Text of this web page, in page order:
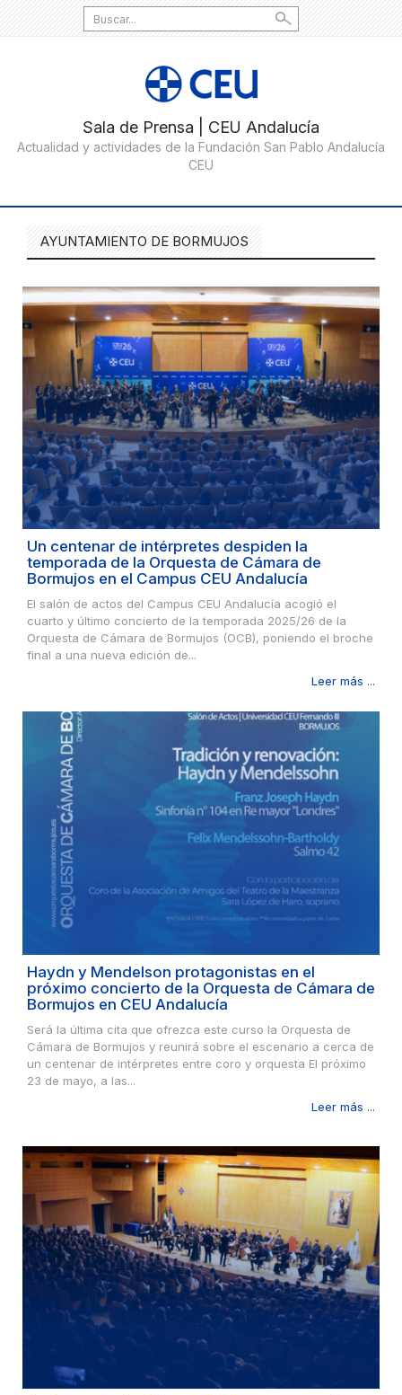
Search
for:
AYUNTAMIENTO DE BORMUJOS
Un centenar de intérpretes despiden la
temporada de la Orquesta de Cámara de
Bormujos en el Campus CEU Andalucía
El salón de actos del Campus CEU Andalucía acogió el
cuarto y último concierto de la temporada 2025/26 de la
Orquesta de Cámara de Bormujos (OCB), poniendo el broche
final a una nueva edición de...
Leer más ...
Haydn y Mendelson protagonistas en el
próximo concierto de la Orquesta de Cámara de
Bormujos en CEU Andalucía
Será la última cita que ofrezca este curso la Orquesta de
Cámara de Bormujos y reunirá sobre el escenario a cerca de
un centenar de intérpretes entre coro y orquesta El próximo
23 de mayo, a las...
Leer más ...